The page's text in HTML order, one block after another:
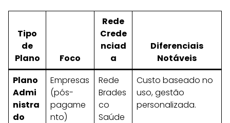
Tipo
de
Plano
Foco
Rede
Crede
nciad
a
Diferenciais
Notáveis
Plano
Admi
nistra
do
Empresas
(pós-
pagame
nto)
Rede
Brades
co
Saúde
Custo baseado no
uso, gestão
personalizada.